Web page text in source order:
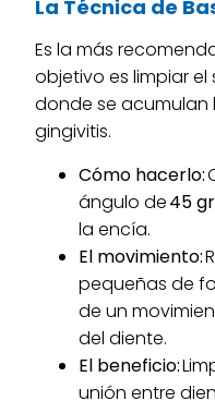
La Técnica de
Es la más
objetivo es limpiar el
donde se acumulan
gingivitis.
Cómo hacerlo:
ángulo de45
la encía.
El movimiento:
pequeñas de
de un
del diente.
El beneficio:
unión entre